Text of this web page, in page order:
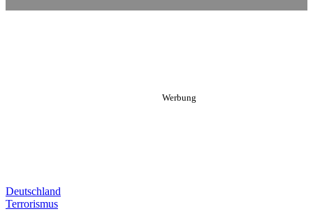
Deutschland
Terrorismus